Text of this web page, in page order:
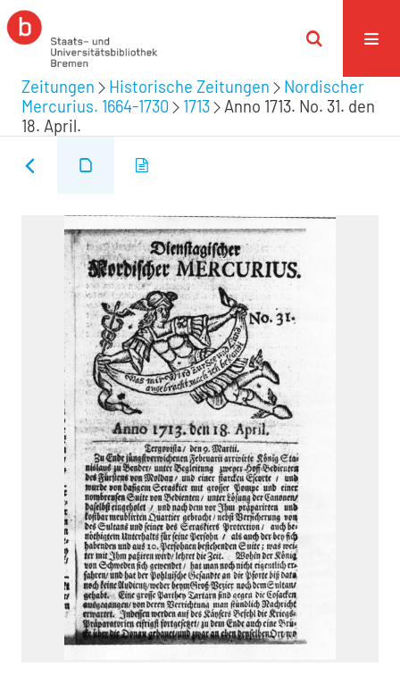
Zeitungen Historische Zeitungen
Nordischer
Mercurius. 1664-1730
1713
Anno 1713. No. 31. den
18. April.